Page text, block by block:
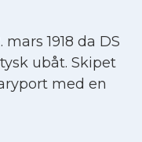
1918 da DS
ubåt. Skipet
med en